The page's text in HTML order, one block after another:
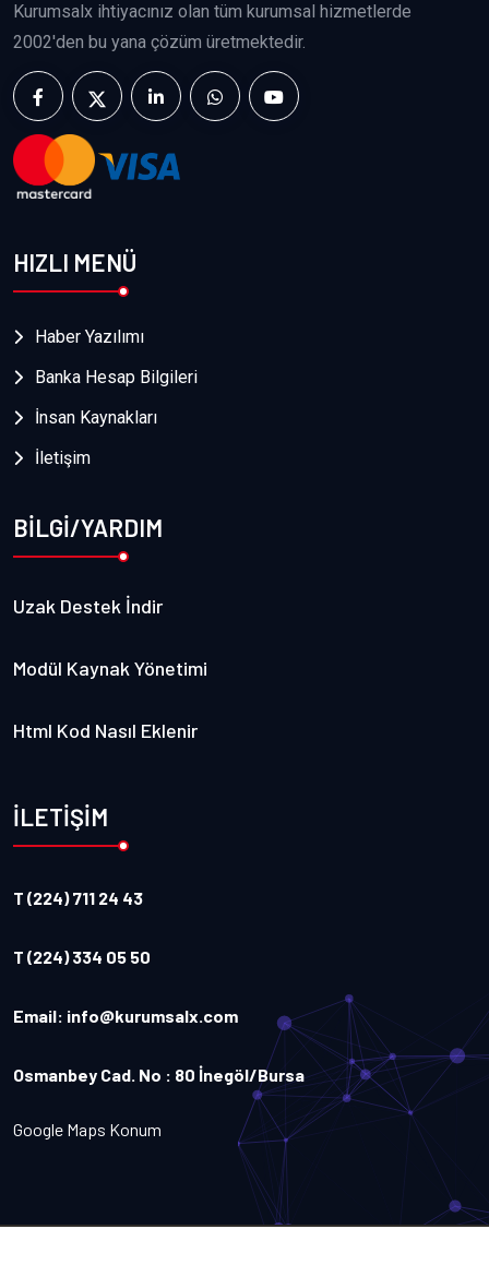
Kurumsalx ihtiyacınız olan tüm kurumsal hizmetlerde
2002'den bu yana çözüm üretmektedir.
HIZLI MENÜ
Haber Yazılımı
Banka Hesap Bilgileri
İnsan Kaynakları
İletişim
BİLGİ/YARDIM
Uzak Destek İndir
Modül Kaynak Yönetimi
Html Kod Nasıl Eklenir
İLETİŞİM
T (224) 711 24 43
T (224) 334 05 50
Email: info@kurumsalx.com
Osmanbey Cad. No : 80 İnegöl/Bursa
Google Maps Konum